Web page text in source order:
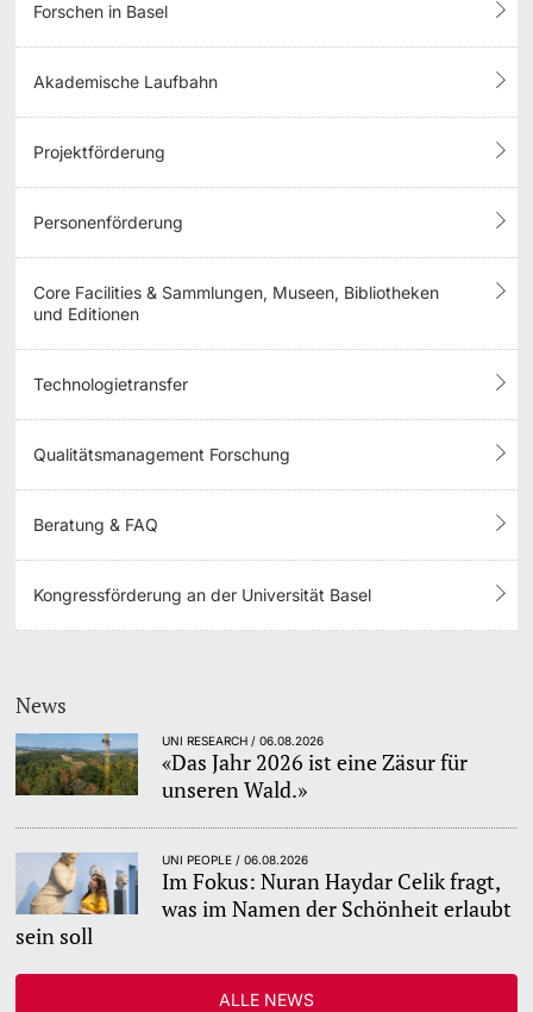
Forschen in Basel
Akademische Laufbahn
Projektförderung
Personenförderung
Core Facilities & Sammlungen, Museen, Bibliotheken
und Editionen
Technologietransfer
Qualitätsmanagement Forschung
Beratung & FAQ
Kongressförderung an der Universität Basel
News
UNI RESEARCH / 06.08.2026
«Das Jahr 2026 ist eine Zäsur für
unseren Wald.»
UNI PEOPLE / 06.08.2026
Im Fokus: Nuran Haydar Celik fragt,
was im Namen der Schönheit erlaubt
sein soll
ALLE NEWS